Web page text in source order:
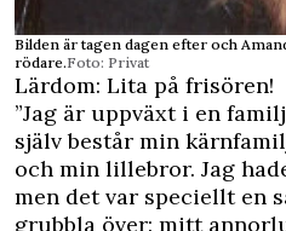
Bilden är tagen dagen efter och
rödare.Foto: Privat
Lärdom: Lita på frisören!
”Jag är uppväxt i en
själv består min
och min lillebror. Jag
men det var speciellt en
grubbla över: mitt